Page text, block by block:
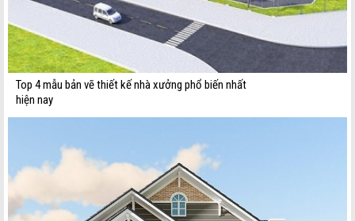
Top 4 mẫu bản vẽ thiết kế nhà xưởng phổ biến nhất
hiện nay